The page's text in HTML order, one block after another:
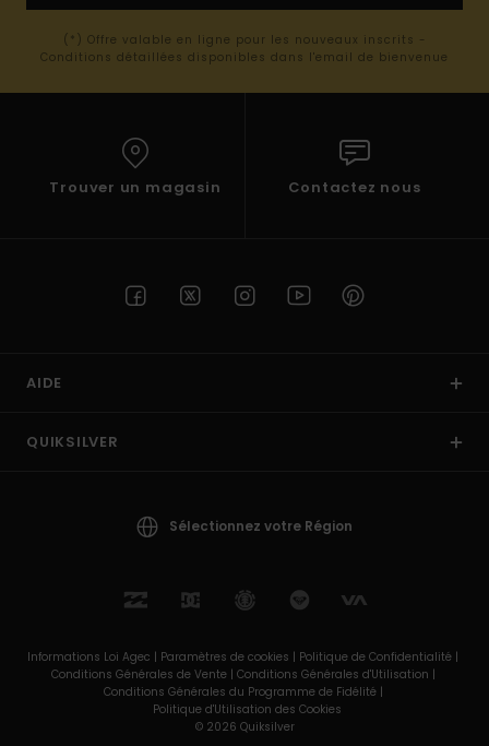
(*) Offre valable en ligne pour les nouveaux inscrits -
Conditions détaillées disponibles dans l'email de bienvenue
Trouver un magasin Contactez nous
AIDE
QUIKSILVER
Sélectionnez votre Région
Informations Loi Agec | Paramètres de cookies | Politique de Confidentialité |
Conditions Générales de Vente | Conditions Générales d'Utilisation |
Conditions Générales du Programme de Fidélité |
Politique d'Utilisation des Cookies
© 2026 Quiksilver